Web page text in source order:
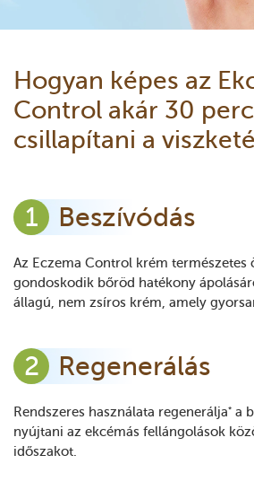
Hogyan képes az
Control akár 30
csillapítani a
Beszívódás
Az Eczema Control krém természetes
gondoskodik bőröd hatékony
állagú, nem zsíros krém, amely
Regenerálás
Rendszeres használata regenerálja* a
nyújtani az ekcémás fellángolások
időszakot.